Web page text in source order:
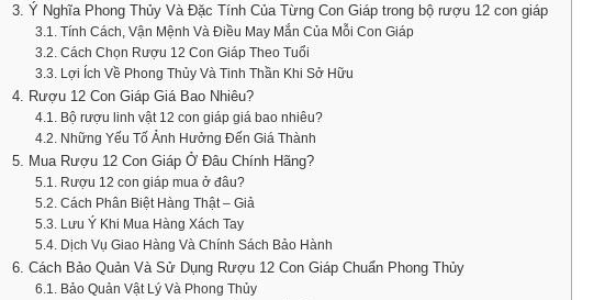
3. Ý Nghĩa Phong Thủy Và Đặc Tính Của Từng Con Giáp trong bộ rượu 12 con giáp
3.1. Tính Cách, Vận Mệnh Và Điều May Mắn Của Mỗi Con Giáp
3.2. Cách Chọn Rượu 12 Con Giáp Theo Tuổi
3.3. Lợi Ích Về Phong Thủy Và Tinh Thần Khi Sở Hữu
4. Rượu 12 Con Giáp Giá Bao Nhiêu?
4.1. Bộ rượu linh vật 12 con giáp giá bao nhiêu?
4.2. Những Yếu Tố Ảnh Hưởng Đến Giá Thành
5. Mua Rượu 12 Con Giáp Ở Đâu Chính Hãng?
5.1. Rượu 12 con giáp mua ở đâu?
5.2. Cách Phân Biệt Hàng Thật – Giả
5.3. Lưu Ý Khi Mua Hàng Xách Tay
5.4. Dịch Vụ Giao Hàng Và Chính Sách Bảo Hành
6. Cách Bảo Quản Và Sử Dụng Rượu 12 Con Giáp Chuẩn Phong Thủy
6.1. Bảo Quản Vật Lý Và Phong Thủy